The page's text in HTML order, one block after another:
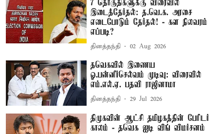
7 தொகுதிகளுக்கு விரைவில்
இடைத்தேர்தல்: த.வெ.க. அரசை
எடைபோடும் தேர்தல்! - கள நிலவரம்
எப்படி?
தினத்தந்தி 02 Aug 2026
தவெகவில் இணைய
ஓ.பன்னீர்செல்வம் முடிவு: விரைவில்
எம்.எல்.ஏ. பதவி ராஜினாமா
தினத்தந்தி 29 Jul 2026
திமுகவின் ஆட்சி தமிழகத்தின் பேரிடர்
காலம் - தவெக ஐடி விங் விமர்சனம்